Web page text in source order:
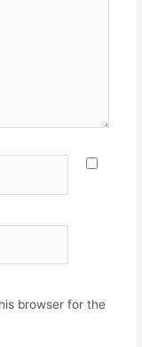
browser for the